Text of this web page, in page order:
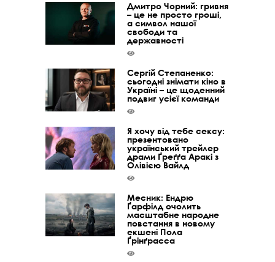
Дмитро Чорний: гривня
– це не просто гроші,
а символ нашої
свободи та
державності
Сергій Степаненко:
сьогодні знімати кіно в
Україні – це щоденний
подвиг усієї команди
Я хочу від тебе сексу:
презентовано
український трейлер
драми Ґреґґа Аракі з
Олівією Вайлд
Месник: Ендрю
Ґарфілд очолить
масштабне народне
повстання в новому
екшені Пола
Ґрінґрасса